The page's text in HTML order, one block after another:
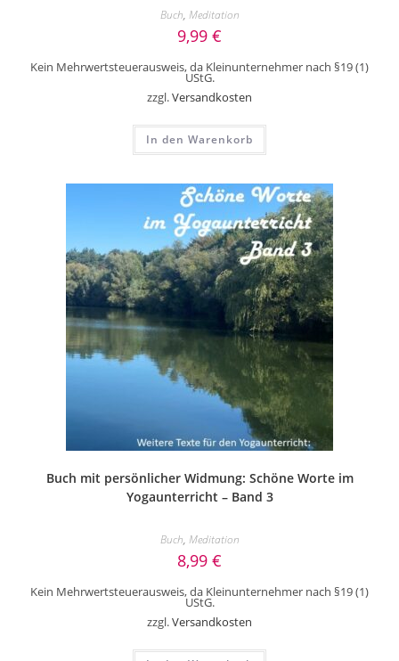
Buch, Meditation
9,99 €
Kein Mehrwertsteuerausweis, da Kleinunternehmer nach §19 (1)
UStG.
zzgl.Versandkosten
In den Warenkorb
Buch mit persönlicher Widmung: Schöne Worte im
Yogaunterricht – Band 3
Buch, Meditation
8,99 €
Kein Mehrwertsteuerausweis, da Kleinunternehmer nach §19 (1)
UStG.
zzgl.Versandkosten